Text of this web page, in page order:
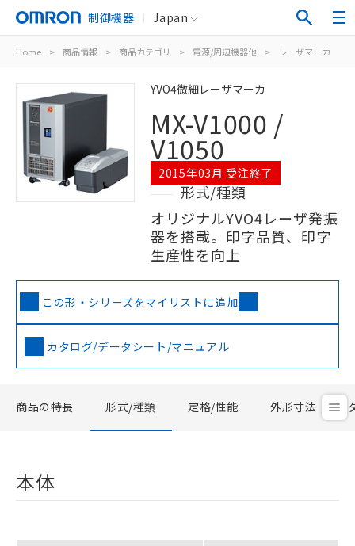
制御機器 Japan
Home > 商品情報 > 商品カテゴリ > 電源/周辺機器他 > レーザマーカ
YVO4微細レーザマーカ
MX-V1000 /
V1050
2015年03月 受注終了
形式/種類
オリジナルYVO4レーザ発振
器を搭載。印字品質、印字
生産性を向上
この形・シリーズをマイリストに追加
カタログ/データシート/マニュアル
商品の特長 形式/種類 定格/性能 外形寸法
本体